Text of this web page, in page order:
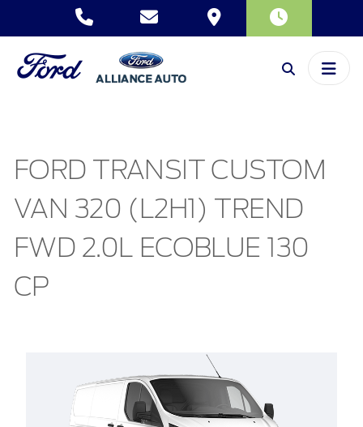
FORD TRANSIT CUSTOM
VAN 320 (L2H1) TREND
FWD 2.0L ECOBLUE 130
CP